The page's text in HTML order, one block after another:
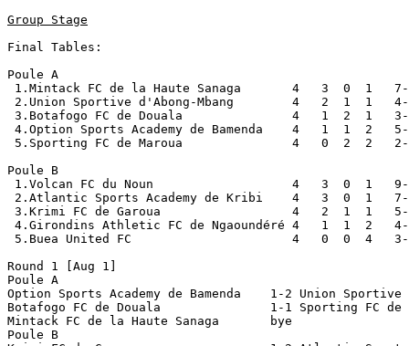
Group Stage
Final Tables:
Poule A
1.Mintack FC de la Haute Sanaga       4   3  0  1
2.Union Sportive d'Abong-Mbang        4   2  1  1
3.Botafogo FC de Douala               4   1  2  1
4.Option Sports Academy de Bamenda    4   1  1  2
5.Sporting FC de Maroua               4   0  2  2
Poule B
1.Volcan FC du Noun                   4   3  0  1   9-
2.Atlantic Sports Academy de Kribi    4   3  0  1
3.Krimi FC de Garoua                  4   2  1  1
4.Girondins Athletic FC de Ngaoundéré 4   1  1  2
5.Buea United FC                      4   0  0  4   3-
Round 1 [Aug 1]
Poule A
Option Sports Academy de Bamenda    1-2 Union
Botafogo FC de Douala               1-1
Mintack FC de la Haute Sanaga       bye
Poule B